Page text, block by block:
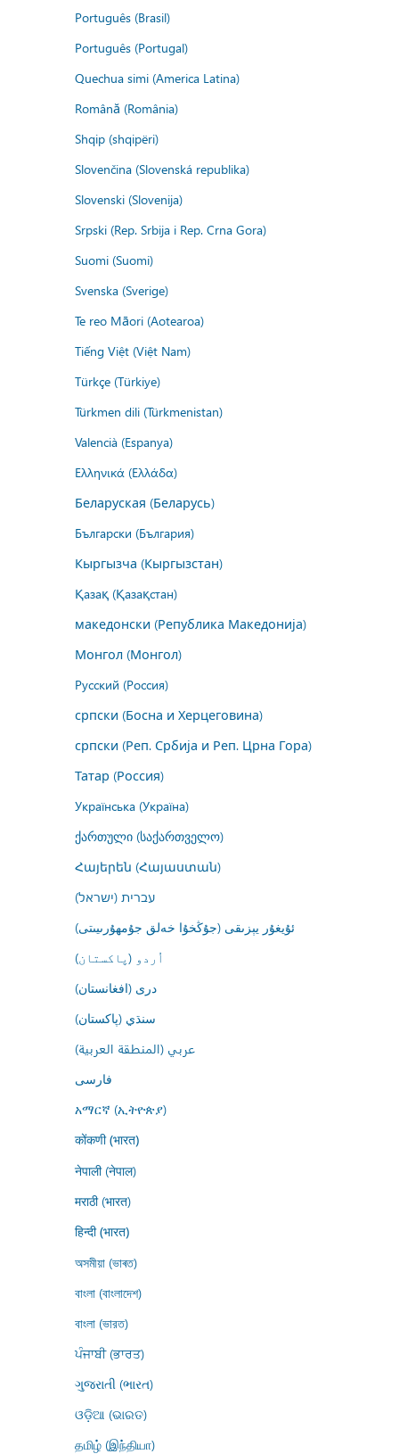
Português (Brasil)
Português (Portugal)
Quechua simi (America Latina)
Română (România)
Shqip (shqipëri)
Slovenčina (Slovenská republika)
Slovenski (Slovenija)
Srpski (Rep. Srbija i Rep. Crna Gora)
Suomi (Suomi)
Svenska (Sverige)
Te reo Māori (Aotearoa)
Tiếng Việt (Việt Nam)
Türkçe (Türkiye)
Türkmen dili (Türkmenistan)
Valencià (Espanya)
Ελληνικά (Ελλάδα)
Беларуская (Беларусь)
Български (България)
Кыргызча (Кыргызстан)
Қазақ (Қазақстан)
македонски (Република Македонија)
Монгол (Монгол)
Русский (Россия)
српски (Босна и Херцеговина)
српски (Реп. Србија и Реп. Црна Гора)
Татар (Россия)
Українська (Україна)
ქართული (საქართველო)
Հայերեն (Հայաստան)
עברית (ישראל)
ئۇيغۇر يېزىقى (جۇڭخۇا خەلق جۇمھۇرىيىتى)
اُردو (پاکستان)
درى (افغانستان)
سنڌي (پاکستان)
عربي (المنطقة العربية)
فارسى
አማርኛ (ኢትዮጵያ)
कोंकणी (भारत)
नेपाली (नेपाल)
मराठी (भारत)
हिन्दी (भारत)
অসমীয়া (ভাৰত)
বাংলা (বাংলাদেশ)
বাংলা (ভারত)
ਪੰਜਾਬੀ (ਭਾਰਤ)
ગુજરાતી (ભારત)
ଓଡ଼ିଆ (ଭାରତ)
தமிழ் (இந்தியா)